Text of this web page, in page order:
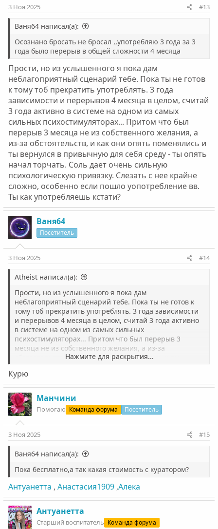
3 Ноя 2025 #13
Ваня64 написал(а):
Осознано бросать не бросал ,,употребляю 3 года за 3
года было перерыв в общей сложности 4 месяца
Прости, но из услышенного я пока дам
неблагоприятный сценарий тебе. Пока ты не готов
к тому тоб прекратить употреблять. 3 года
зависимости и перерывов 4 месяца в целом, считай
3 года активно в системе на одном из самых
сильных психостимуляторах... Притом что был
перерыв 3 месяца не из собственного желания, а
из-за обстоятельств, и как они опять поменялись и
ты вернулся в привычную для себя среду - ты опять
начал торчать. Соль дает очень сильную
психологическую привязку. Слезать с нее крайне
сложно, особенно если пошло уопотребление вв.
Ты как употребляешь кстати?
Ваня64
Посетитель
3 Ноя 2025 #14
Atheist написал(а):
Прости, но из услышенного я пока дам
неблагоприятный сценарий тебе. Пока ты не готов к
тому тоб прекратить употреблять. 3 года зависимости
и перерывов 4 месяца в целом, считай 3 года активно
в системе на одном из самых сильных
психостимуляторах... Притом что был перерыв 3
месяца не из собственного желания, а из-за
обстоятельств, и как они опять поменялись и ты
торчать. Соль дает очень сильную психологическую
привязку. Слезать с нее крайне сложно, особенно если
пошло уопотребление вв. Ты как употребляешь кстати?
Нажмите для раскрытия...
Курю
Манчини
Помогаю Команда форума Посетитель
3 Ноя 2025 #15
Ваня64 написал(а):
Пока бесплатно,а так какая стоимость с куратором?
Антуанетта , Анастасия1909,Алека
Антуанетта
Старший воспитатель Команда форума